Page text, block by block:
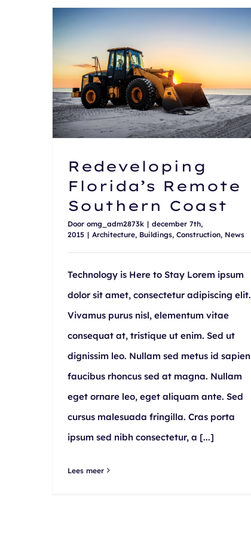
Redeveloping
Florida’s Remote
Southern Coast
Door omg_adm2873k | december 7th,
2015 | Architecture, Buildings, Construction, News
Technology is Here to Stay Lorem ipsum
dolor sit amet, consectetur adipiscing elit.
Vivamus purus nisl, elementum vitae
consequat at, tristique ut enim. Sed ut
dignissim leo. Nullam sed metus id sapien
faucibus rhoncus sed at magna. Nullam
eget ornare leo, eget aliquam ante. Sed
cursus malesuada fringilla. Cras porta
ipsum sed nibh consectetur, a [...]
Lees meer